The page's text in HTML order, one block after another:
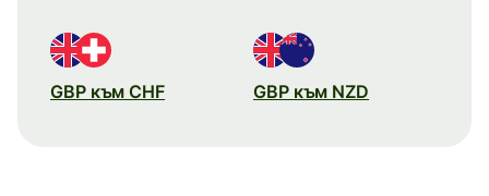
GBP към CHF GBP към NZD